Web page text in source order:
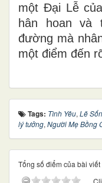
một Ðại Lễ
hân hoan và
đường mà
một điểm đến
Tags: Tình Yêu, Lẽ
lý tưởng, Người Mẹ Bồng
Tổng số điểm của bài